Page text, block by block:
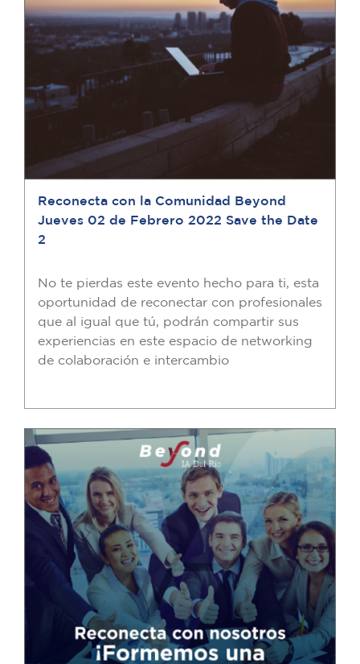
Reconecta con la Comunidad Beyond
Jueves 02 de Febrero 2022 Save the Date
2
No te pierdas este evento hecho para ti, esta
oportunidad de reconectar con profesionales
que al igual que tú, podrán compartir sus
experiencias en este espacio de networking
de colaboración e intercambio